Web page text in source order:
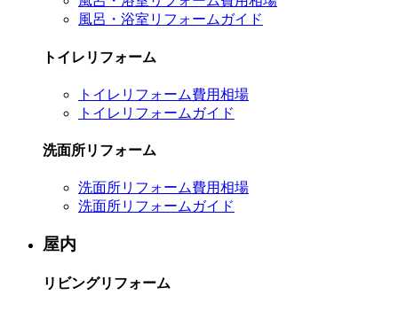
風呂・浴室リフォームガイド
トイレリフォーム
トイレリフォーム費用相場
トイレリフォームガイド
洗面所リフォーム
洗面所リフォーム費用相場
洗面所リフォームガイド
屋内
リビングリフォーム